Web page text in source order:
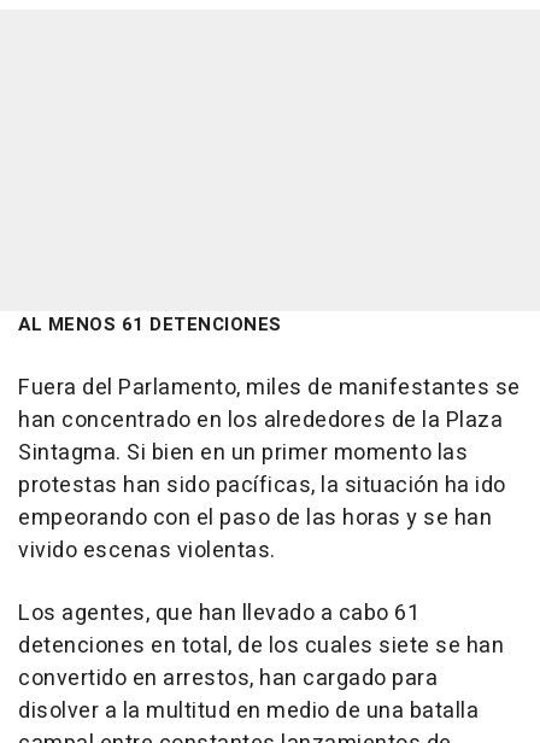
AL MENOS 61 DETENCIONES
Fuera del Parlamento, miles de manifestantes se
han concentrado en los alrededores de la Plaza
Sintagma. Si bien en un primer momento las
protestas han sido pacíficas, la situación ha ido
empeorando con el paso de las horas y se han
vivido escenas violentas.
Los agentes, que han llevado a cabo 61
detenciones en total, de los cuales siete se han
convertido en arrestos, han cargado para
disolver a la multitud en medio de una batalla